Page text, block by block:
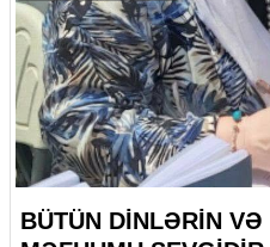
BÜTÜN DİNLƏRİN